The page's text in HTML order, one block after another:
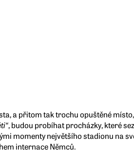
a přitom tak trochu opuštěné
, budou probíhat procházky, které
momenty největšího stadionu na
internace Němců.